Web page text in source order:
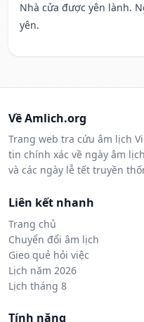
Nhà cửa được yên lành.
yên.
Về Amlich.org
Trang web tra cứu âm lịch
tin chính xác về ngày âm
và các ngày lễ tết truyền
Liên kết nhanh
Trang chủ
Chuyển đổi âm lịch
Gieo quẻ hỏi việc
Lịch năm 2026
Lịch tháng 8
Tính năng